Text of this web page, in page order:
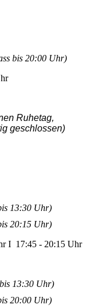
bis 20:00 Uhr)
Ruhetag,
geschlossen)
13:30 Uhr)
20:15 Uhr)
I 17:45 - 20:15 Uhr
13:30 Uhr)
20:00 Uhr)